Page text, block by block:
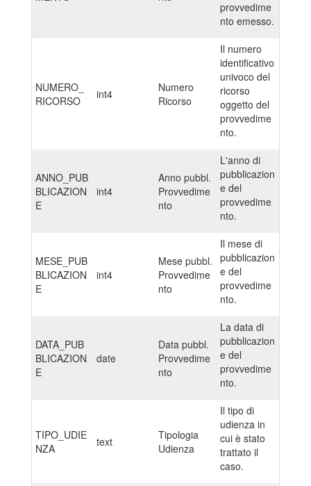
provvedime
nto emesso.
NUMERO_
RICORSO
int4
Numero
Ricorso
Il numero
identificativo
univoco del
ricorso
oggetto del
provvedime
nto.
ANNO_PUB
BLICAZION
E
int4
Anno pubbl.
Provvedime
nto
L'anno di
pubblicazion
e del
provvedime
nto.
MESE_PUB
BLICAZION
E
int4
Mese pubbl.
Provvedime
nto
Il mese di
pubblicazion
e del
provvedime
nto.
DATA_PUB
BLICAZION
E
date
Data pubbl.
Provvedime
nto
La data di
pubblicazion
e del
provvedime
nto.
TIPO_UDIE
NZA
text
Tipologia
Udienza
Il tipo di
udienza in
cui è stato
trattato il
caso.